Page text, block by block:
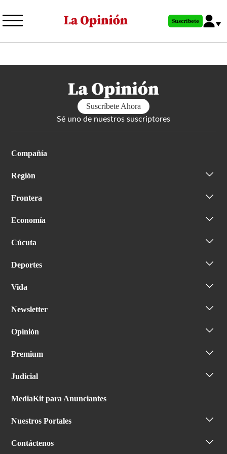
al
principal
Suscríbete
Suscríbete Ahora
Sé uno de nuestros suscriptores
Compañía
Región
Frontera
Economía
Cúcuta
Deportes
Vida
Newsletter
Opinión
Premium
Judicial
MediaKit para Anunciantes
Nuestros Portales
Contáctenos